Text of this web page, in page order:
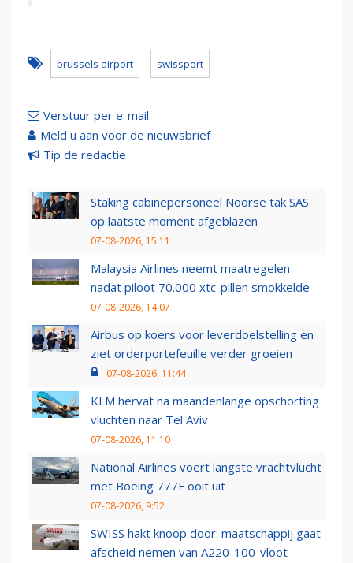
brussels airport swissport
Verstuur per e-mail
Meld u aan voor de nieuwsbrief
Tip de redactie
Staking cabinepersoneel Noorse tak SAS
op laatste moment afgeblazen
07-08-2026, 15:11
Malaysia Airlines neemt maatregelen
nadat piloot 70.000 xtc-pillen smokkelde
07-08-2026, 14:07
Airbus op koers voor leverdoelstelling en
ziet orderportefeuille verder groeien
07-08-2026, 11:44
KLM hervat na maandenlange opschorting
vluchten naar Tel Aviv
07-08-2026, 11:10
National Airlines voert langste vrachtvlucht
met Boeing 777F ooit uit
07-08-2026, 9:52
SWISS hakt knoop door: maatschappij gaat
afscheid nemen van A220-100-vloot